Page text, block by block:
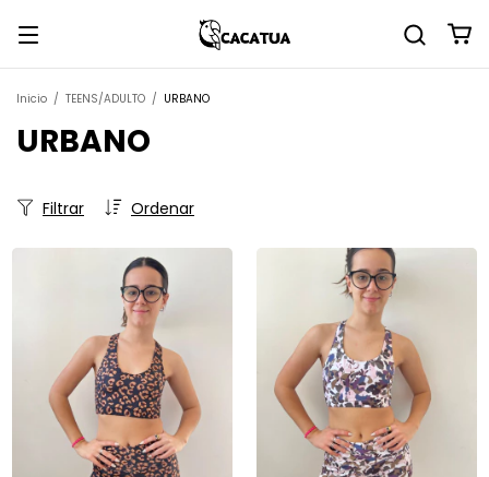
Inicio / TEENS/ADULTO / URBANO
URBANO
Ordenar
Filtrar